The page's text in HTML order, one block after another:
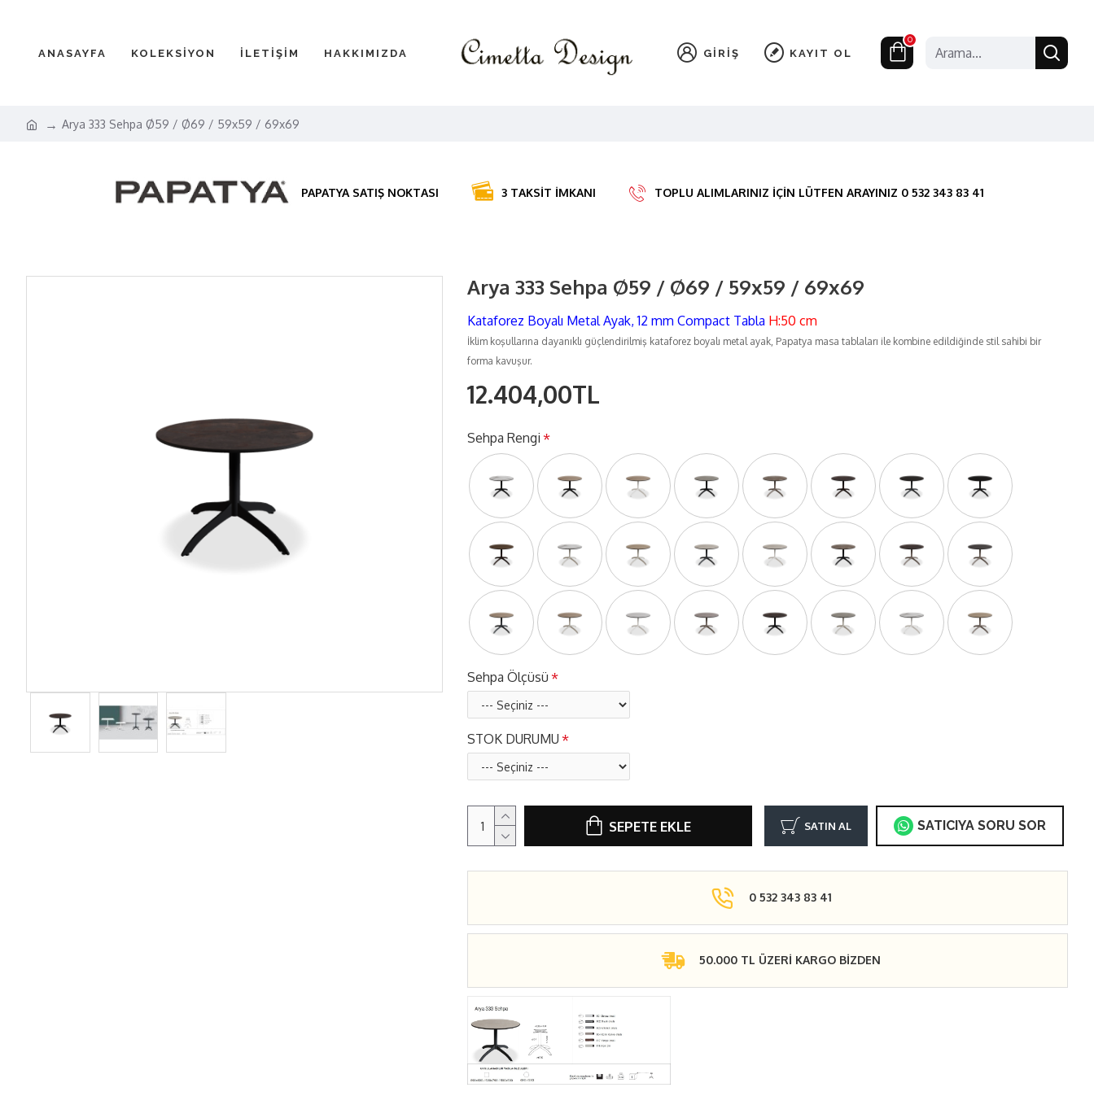
ANASAYFA KOLEKSİYON İLETİŞİM HAKKIMIZDA GIRIŞ KAYIT OL
0
Arya 333 Sehpa Ø59 / Ø69 / 59x59 / 69x69
PAPATYA SATIŞ NOKTASI 3 TAKSİT İMKANI TOPLU ALIMLARINIZ İÇİN LÜTFEN ARAYINIZ 0 532 343 83 41
Arya 333 Sehpa Ø59 / Ø69 / 59x59 / 69x69
Kataforez Boyalı Metal Ayak, 12 mm Compact Tabla H:50 cm
İklim koşullarına dayanıklı güçlendirilmiş kataforez boyalı metal ayak, Papatya masa tablaları ile kombine edildiğinde stil sahibi bir
forma kavuşur.
12.404,00TL
Sehpa Rengi
Sehpa Ölçüsü
STOK DURUMU
SEPETE EKLE SATIN AL SATICIYA SORU SOR
0 532 343 83 41
50.000 TL ÜZERİ KARGO BİZDEN